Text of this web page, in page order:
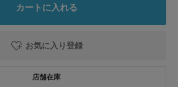
カートに入れる
お気に入り登録